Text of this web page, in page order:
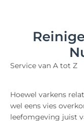
Service van A tot Z
Hoewel varkens
wel eens vies
leefomgeving juist